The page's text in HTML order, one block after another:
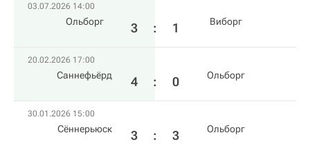
03.07.2026 14:00
Ольборг 3 : 1 Виборг
20.02.2026 17:00
Саннефьёрд 4 : 0 Ольборг
30.01.2026 15:00
Сённерьюск 3 : 3 Ольборг